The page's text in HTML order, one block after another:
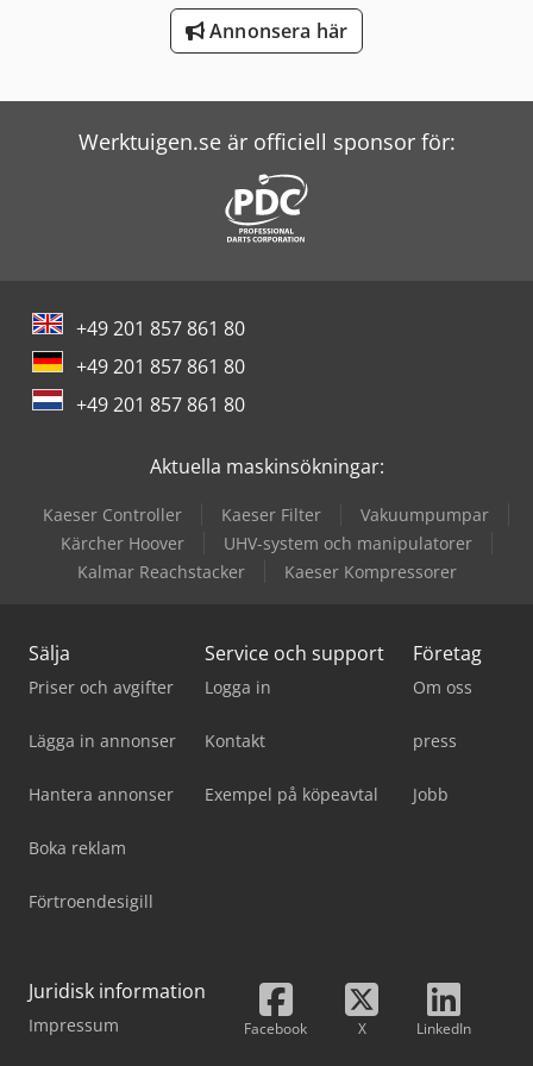
Annonsera här
Werktuigen.se är officiell sponsor för:
+49 201 857 861 80
+49 201 857 861 80
+49 201 857 861 80
Aktuella maskinsökningar:
Kaeser Controller Kaeser Filter
Vakuumpumpar
Kärcher Hoover
UHV-system och manipulatorer
Kalmar Reachstacker
Kaeser Kompressorer
Sälja
Priser och avgifter
Lägga in annonser
Hantera annonser
Boka reklam
Förtroendesigill
Service och support
Logga in
Kontakt
Exempel på köpeavtal
Företag
Om oss
press
Jobb
Juridisk information
Impressum Facebook X LinkedIn